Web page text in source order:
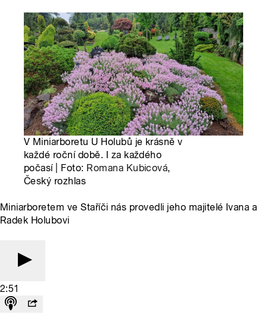
V Miniarboretu U Holubů je krásně v
každé roční době. I za každého
počasí | Foto: Romana Kubicová,
Český rozhlas
Miniarboretem ve Staříči nás provedli jeho majitelé Ivana a
Radek Holubovi
2:51